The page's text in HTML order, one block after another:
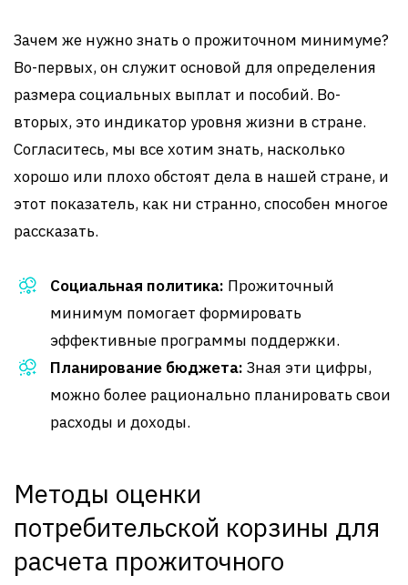
Зачем же нужно знать о прожиточном минимуме?
Во-первых, он служит основой для определения
размера социальных выплат и пособий. Во-
вторых, это индикатор уровня жизни в стране.
Согласитесь, мы все хотим знать, насколько
хорошо или плохо обстоят дела в нашей стране, и
этот показатель, как ни странно, способен многое
рассказать.
Социальная политика: Прожиточный
минимум помогает формировать
эффективные программы поддержки.
Планирование бюджета: Зная эти цифры,
можно более рационально планировать свои
расходы и доходы.
Методы оценки
потребительской корзины для
расчета прожиточного